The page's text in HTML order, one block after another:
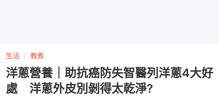
生活 教煮
洋蔥營養｜助抗癌防失智醫列洋蔥4大好
處 洋蔥外皮別剝得太乾淨?